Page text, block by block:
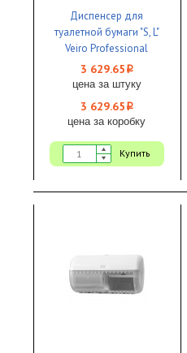
Диспенсер для
туалетной бумаги "S, L"
Veiro Professional
JUMBO пластик белый
3 629.65 i
цена за штуку
3 629.65 i
цена за коробку
Купить